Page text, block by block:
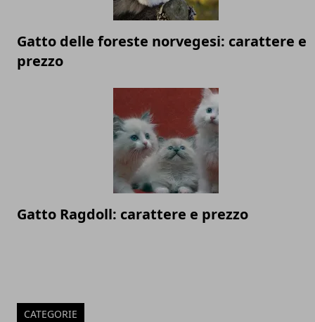
Gatto delle foreste norvegesi: carattere e
prezzo
Gatto Ragdoll: carattere e prezzo
CATEGORIE